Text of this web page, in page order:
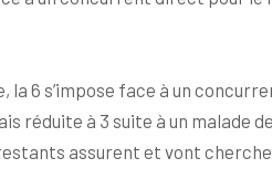
la 6 s’impose face à un
réduite à 3 suite à un malade
assurent et vont